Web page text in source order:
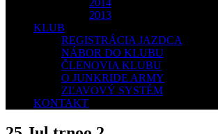
2014
2013
KLUB
REGISTRÁCIA JAZDCA
NÁBOR DO KLUBU
ČLENOVIA KLUBU
O JUNKRIDE ARMY
ZĽAVOVÝ SYSTÉM
KONTAKT